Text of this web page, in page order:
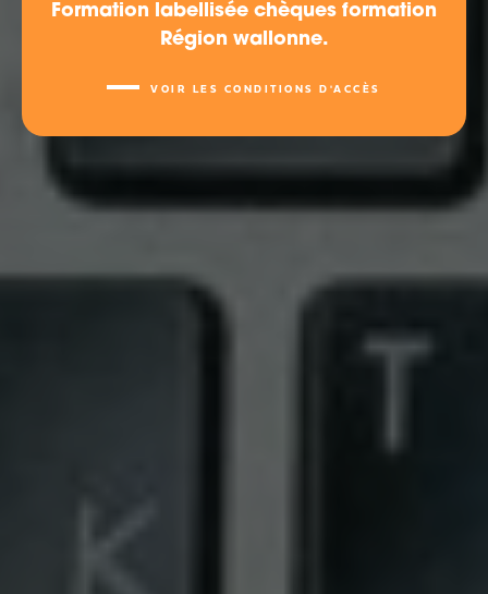
Formation labellisée chèques formation
Région wallonne.
VOIR LES CONDITIONS D'ACCÈS